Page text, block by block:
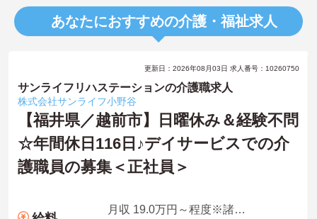
あなたにおすすめの介護・福祉求人
更新日：2026年08月03日 求人番号：10260750
サンライフリハステーションの介護職求人
株式会社サンライフ小野谷
【福井県／越前市】日曜休み＆経験不問
☆年間休日116日♪デイサービスでの介
護職員の募集＜正社員＞
月収 19.0万円～程度※諸手当込